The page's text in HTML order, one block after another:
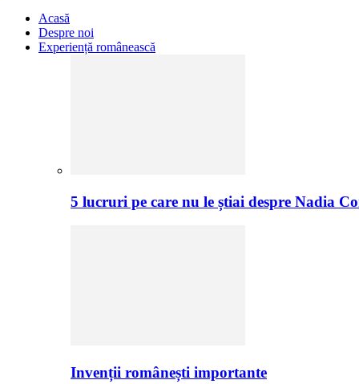
Acasă
Despre noi
Experiență românească
5 lucruri pe care nu le știai despre Nadia
Invenții românești importante